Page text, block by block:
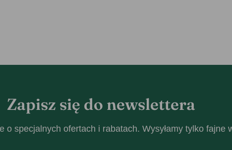
Zapisz się do newslettera
o specjalnych ofertach i rabatach. Wysyłamy tylko fajne